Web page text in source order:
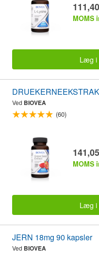
MOMS
Læg i
Ved BIOVEA
(60)
MOMS
Læg i
JERN 18mg 90 kapsler
Ved BIOVEA